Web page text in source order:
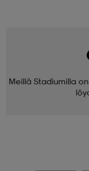
Meillä Stadiumilla